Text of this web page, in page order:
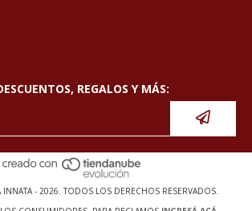
REGALOS Y MÁS:
INNATA - 2026. TODOS LOS DERECHOS RESERVADOS.